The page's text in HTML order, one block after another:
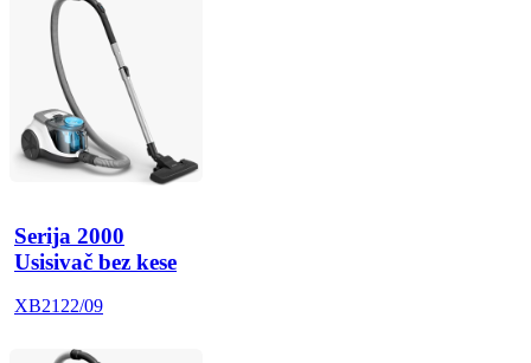
Serija 2000
Usisivač bez kese
XB2122/09